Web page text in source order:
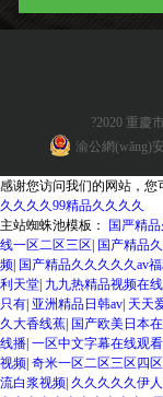
?2020 重慶
渝公網(wǎng)
感谢您访问我们的网站，您
久久久久99精品久久久久
主站蜘蛛池模板： 国严精
线一区二区三区| 国产精品
频| 国产精品久久久久久av
利天堂| 九九热精品视频在
只有| 亚洲精品日韩av| 天天
久大香线蕉| 国产欧美日本
线播| 一区中文字幕在线观看
视频| 奇米一区二区三区四区
流白浆视频| 久久久久久伊人